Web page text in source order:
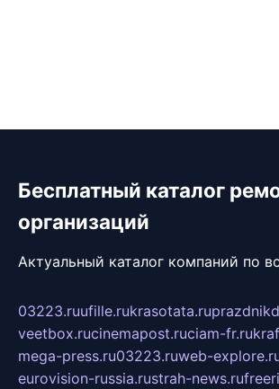
Бесплатный каталог
организаций
Актуальный каталог компаний по
03223.ruufille.rukrasotata.ru
veetbox.rucinemapost.ruciam-fr.ru
mega-press.ru03223.ruweb-
eurovision-russia.rustrah-news.ru